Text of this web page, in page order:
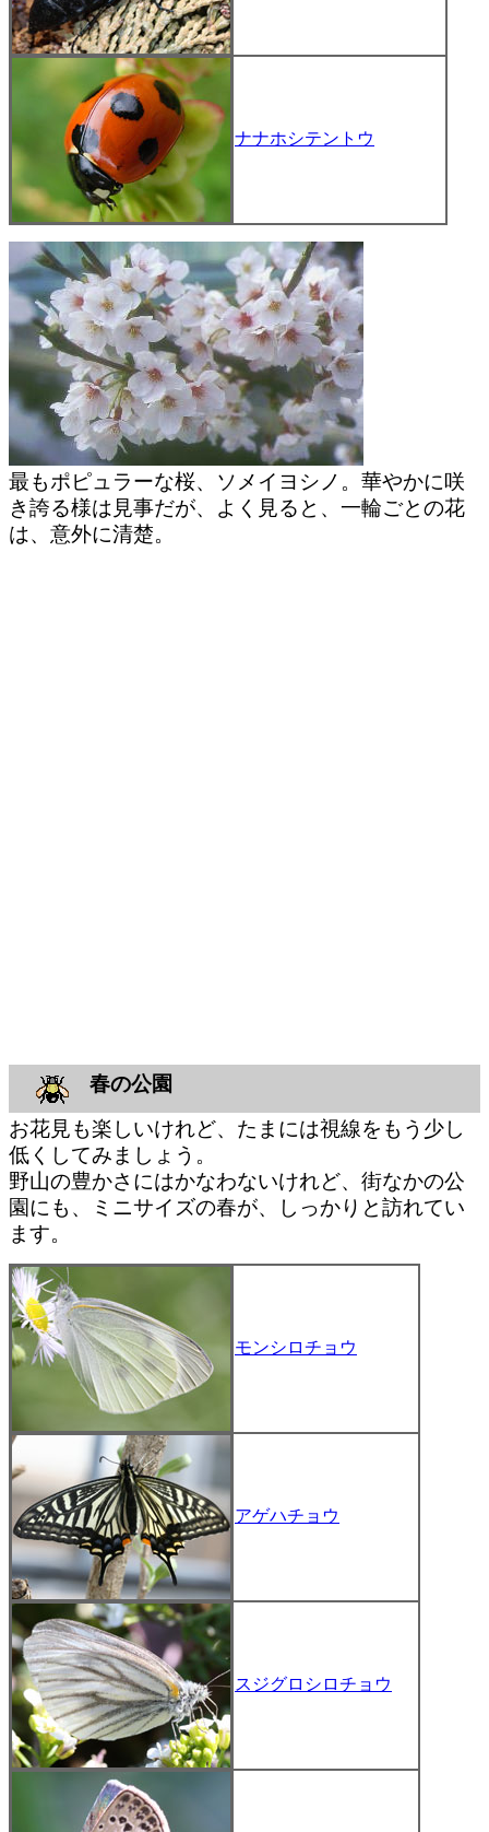
ナナホシテントウ
最もポピュラーな桜、ソメイヨシノ。華やかに咲
き誇る様は見事だが、よく見ると、一輪ごとの花
は、意外に清楚。
春の公園
お花見も楽しいけれど、たまには視線をもう少し
低くしてみましょう。
野山の豊かさにはかなわないけれど、街なかの公
園にも、ミニサイズの春が、しっかりと訪れてい
ます。
モンシロチョウ
アゲハチョウ
スジグロシロチョウ